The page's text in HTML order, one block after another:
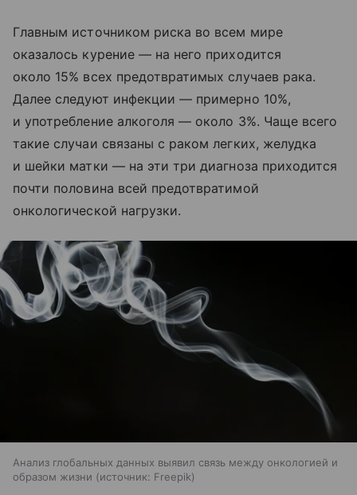
Главным источником риска во всем мире
оказалось курение — на него приходится
около 15% всех предотвратимых случаев рака.
Далее следуют инфекции — примерно 10%,
и употребление алкоголя — около 3%. Чаще всего
такие случаи связаны с раком легких, желудка
и шейки матки — на эти три диагноза приходится
почти половина всей предотвратимой
онкологической нагрузки.
Анализ глобальных данных выявил связь между онкологией и
образом жизни
источник: Freepik